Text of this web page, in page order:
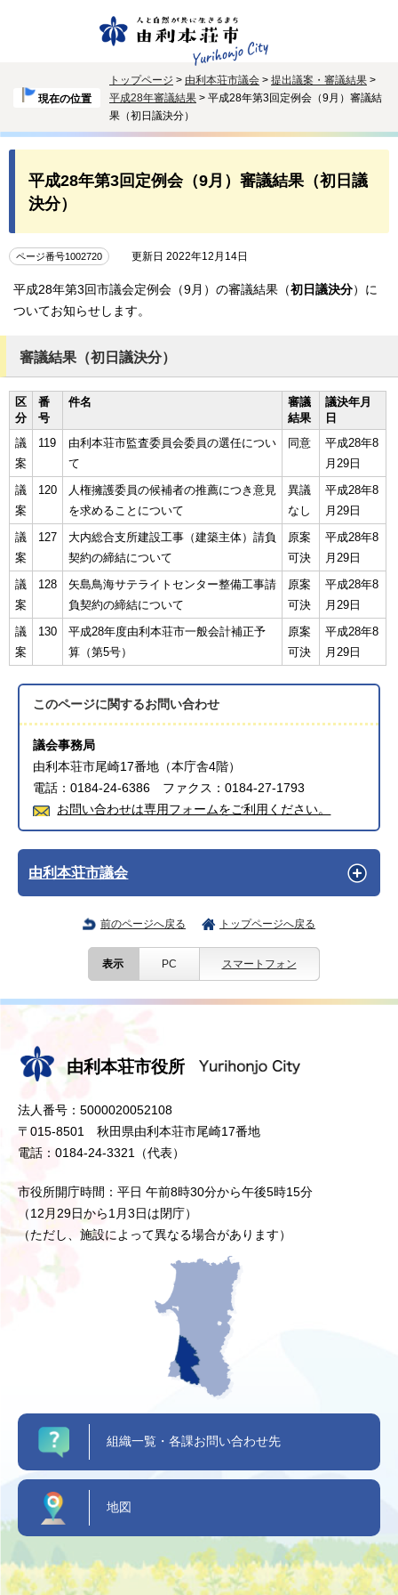
現在の位置
トップページ > 由利本荘市議会 > 提出議案・審議結果 >
平成28年審議結果 > 平成28年第3回定例会（9月）審議結
果（初日議決分）
平成28年第3回定例会（9月）審議結果（初日議
決分）
ページ番号1002720 更新日 2022年12月14日
平成28年第3回市議会定例会（9月）の審議結果（初日議決分）に
ついてお知らせします。
審議結果（初日議決分）
区
分
番
号
件名
審議
結果
議決年月
日
議
案
119
由利本荘市監査委員会委員の選任につい
て
同意
平成28年8
月29日
議
案
120
人権擁護委員の候補者の推薦につき意見
を求めることについて
異議
なし
平成28年8
月29日
議
案
127
大内総合支所建設工事（建築主体）請負
契約の締結について
原案
可決
平成28年8
月29日
議
案
128
矢島鳥海サテライトセンター整備工事請
負契約の締結について
原案
可決
平成28年8
月29日
議
案
130
平成28年度由利本荘市一般会計補正予
算（第5号）
原案
可決
平成28年8
月29日
このページに関するお問い合わせ
議会事務局
由利本荘市尾崎17番地（本庁舎4階）
電話：0184-24-6386 ファクス：0184-27-1793
お問い合わせは専用フォームをご利用ください。
由利本荘市議会
前のページへ戻る トップページへ戻る
表示 PC スマートフォン
由利本荘市役所
法人番号：5000020052108
〒015-8501 秋田県由利本荘市尾崎17番地
電話：0184-24-3321（代表）
市役所開庁時間：平日 午前8時30分から午後5時15分
（12月29日から1月3日は閉庁）
（ただし、施設によって異なる場合があります）
組織一覧・各課お問い合わせ先
地図